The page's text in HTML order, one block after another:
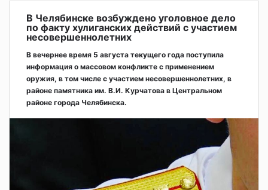
В Челябинске возбуждено уголовное дело
по факту хулиганских действий с участием
несовершеннолетних
В вечернее время 5 августа текущего года поступила
информация о массовом конфликте с применением
оружия, в том числе с участием несовершеннолетних, в
районе памятника им. В.И. Курчатова в Центральном
районе города Челябинска.